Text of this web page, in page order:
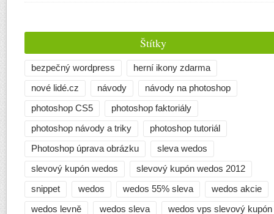
Štítky
bezpečný wordpress herní ikony zdarma
nové lidé.cz návody návody na photoshop
photoshop CS5 photoshop faktoriály
photoshop návody a triky photoshop tutoriál
Photoshop úprava obrázku sleva wedos
slevový kupón wedos slevový kupón wedos 2012
snippet wedos wedos 55% sleva wedos akcie
wedos levně wedos sleva wedos vps slevový kupón